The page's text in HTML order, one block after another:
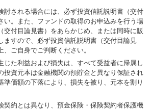
討される場合には、必ず投資信託説明書（交付
い。また、ファンドの取得のお申込みを行う場
交付目論見書）をあらかじめ、または同時に販
ますので、必ず投資信託説明書（交付目論見
ご自身でご判断ください。
じた利益および損失は、すべて受益者に帰属し
投資元本は金融機関の預貯金と異なり保証され
準価額の下落により、損失を被り、元本を割り
契約とは異なり、預金保険・保険契約者保護機